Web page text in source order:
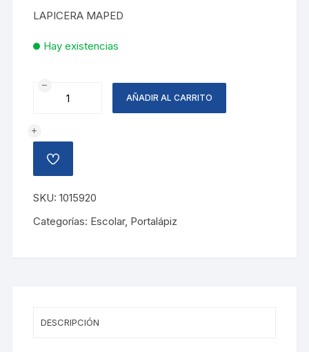
LAPICERA MAPED
Hay existencias
LAPICERA
MAPED
AÑADIR AL CARRITO
AÑADIR
A
LISTA
DE
DESEOS
SKU:1015920
Categorías: Escolar, Portalápiz
DESCRIPCIÓN